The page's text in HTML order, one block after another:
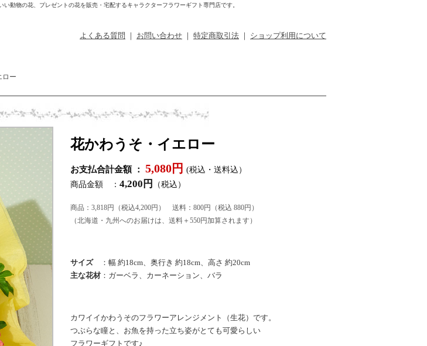
い動物の花、プレゼントの花を販売・宅配するキャラクターフラワーギフト専門店です。
よくある質問 ｜ お問い合わせ ｜ 特定商取引法 ｜ ショップ利用について
ー
花かわうそ・イエロー
お支払合計金額 ： 5,080円 (税込・送料込）
商品金額 ： 4,200円 （税込）
商品：3,818円（税込4,200円） 送料：800円（税込 880円）
（北海道・九州へのお届けは、送料＋550円加算されます）
サイズ：幅 約18cm、奥行き 約18cm、高さ 約20cm
主な花材 ：ガーベラ、カーネーション、バラ
カワイイかわうそのフラワーアレンジメント（生花）です。
つぶらな瞳と、お魚を持った立ち姿がとても可愛らしい
フラワーギフトです♪